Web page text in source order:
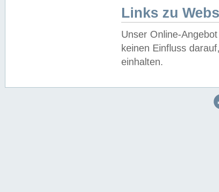
Links zu
Unser Online-
keinen Einfluss
einhalten.